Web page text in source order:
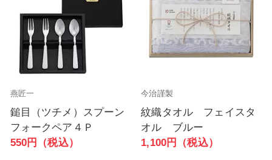
燕匠一
鎚目（ツチメ）スプーン
フォークペア４Ｐ
550円（税込）
今治謹製
紋織タオル フェイスタ
オル ブルー
1,100円（税込）